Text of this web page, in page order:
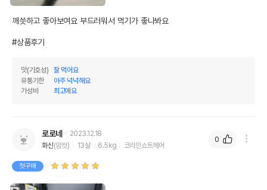
깨씃하고 좋아보여요 부드러워서 먹기가 좋나봐요
#상품후기
맛(기호성)
잘 먹어요
유통기한
아주 넉넉해요
가성비
최고에요
로로네
2023.12.18
화신(암컷) 13살 6.5kg 코리안쇼트헤어
첫구매
0